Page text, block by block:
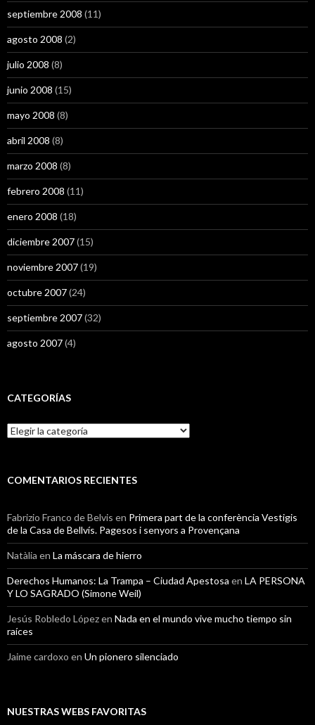
septiembre 2008 (11)
agosto 2008 (2)
julio 2008 (8)
junio 2008 (15)
mayo 2008 (8)
abril 2008 (8)
marzo 2008 (8)
febrero 2008 (11)
enero 2008 (18)
diciembre 2007(15)
noviembre 2007(19)
octubre 2007(24)
septiembre 2007(32)
agosto 2007(4)
CATEGORÍAS
Categorías
COMENTARIOS RECIENTES
Fabrizio Franco de Belvis en Primera part de la conferència Vestigis
de la Casa de Bellvís. Pagesos i senyors a Provençana
Natàlia en La máscara de hierro
Derechos Humanos: La Trampa – Ciudad Apestosa en LA PERSONA
Y LO SAGRADO (Simone Weil)
Jesús Robledo Lópezen Nada en el mundo vive mucho tiempo sin
raíces
Jaime cardoxo en Un pionero silenciado
NUESTRAS WEBS FAVORITAS